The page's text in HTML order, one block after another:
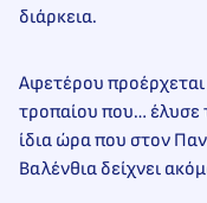
διάρκεια.
Αφετέρου
τροπαίου που… έλυσε
ίδια ώρα που στον
Βαλένθια δείχνει